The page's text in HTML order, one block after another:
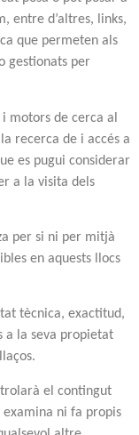
entre d’altres, links,
que permeten als
gestionats per
motors de cerca al
recerca de i accés a
es pugui considerar
a la visita dels
per si ni per mitjà
en aquests llocs
tècnica, exactitud,
a la seva propietat
el contingut
examina ni fa propis